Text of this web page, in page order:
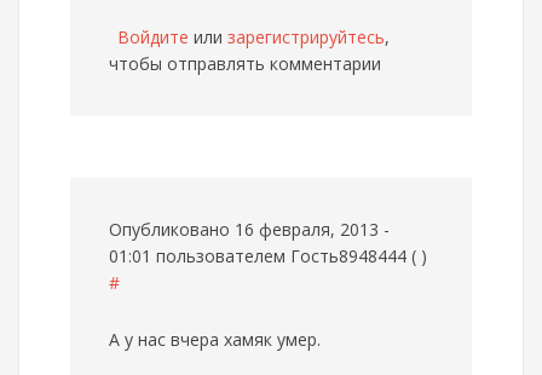
Войдите или зарегистрируйтесь,
чтобы отправлять комментарии
Опубликовано 16 февраля, 2013 -
01:01 пользователем Гость8948444 ( )
#
А у нас вчера хамяк умер.